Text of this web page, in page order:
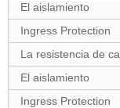
El aislamiento
Ingress Protection
La resistencia de
El aislamiento
Ingress Protection